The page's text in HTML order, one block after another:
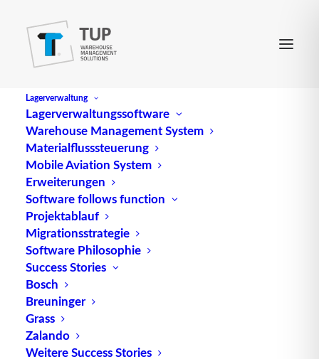
Lagerverwaltung
Lagerverwaltungssoftware
Warehouse Management System
Materialflusssteuerung
Mobile Aviation System
Erweiterungen
Software follows function
Projektablauf
Migrationsstrategie
Software Philosophie
Success Stories
Bosch
Breuninger
Grass
Zalando
Weitere Success Stories
SecurPharm: TUP koppelt